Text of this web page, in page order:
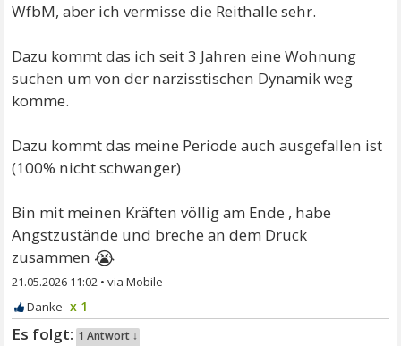
WfbM, aber ich vermisse die Reithalle sehr.
Dazu kommt das ich seit 3 Jahren eine Wohnung
suchen um von der narzisstischen Dynamik weg
komme.
Dazu kommt das meine Periode auch ausgefallen ist
(100% nicht schwanger)
Bin mit meinen Kräften völlig am Ende , habe
Angstzustände und breche an dem Druck
zusammen 😭
21.05.2026 11:02 •
x 1
1 Antwort ↓